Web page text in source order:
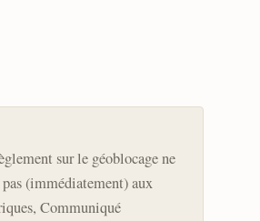
sur le géoblocage ne
pas (immédiatement) aux
Communiqué